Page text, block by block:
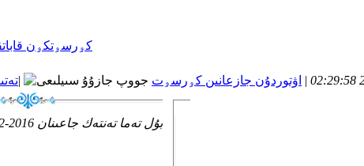
| اۋتوردۇن جازعانىن كۅرسۅت |
بۇل تەما تەنتەك جاعىنان 2016-2-28 19:18 تۉزۅتۉلدۉ